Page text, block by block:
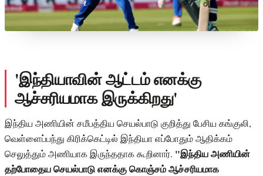
'இந்தியாவின் ஆட்டம் எனக்கு
ஆச்சரியமாக இருக்கிறது'
இந்திய அணியின் சமீபத்திய செயல்பாடு குறித்து பேசிய கங்குலி,
வெள்ளைப்பந்து கிரிக்கெட்டில் இந்தியா எப்போதும் ஆதிக்கம்
செலுத்தும் அணியாக இருந்ததாக கூறினார். "இந்திய அணியின்
தற்போதைய செயல்பாடு எனக்கு கொஞ்சம் ஆச்சரியமாக